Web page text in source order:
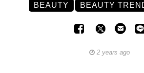
BEAUTY BEAUTY
2 years ago